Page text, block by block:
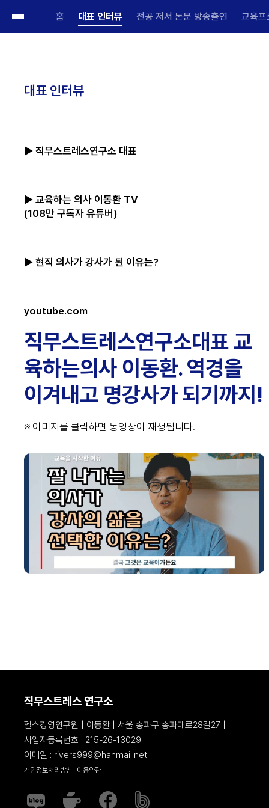
홈 대표 인터뷰 전공 저서 논문 방송출연 교육프
대표 인터뷰
▶ 직무스트레스연구소 대표
▶ 교육하는 의사 이동환 TV
(108만 구독자 유튜버)
▶ 현직 의사가 강사가 된 이유는?
youtube.com
직무스트레스연구소대표 교
육하는의사 이동환. 역경을
이겨내고 명강사가 되기까지!
※ 이미지를 클릭하면 동영상이 재생됩니다.
직무스트레스 연구소
헬스경영연구원 | 이동환 | 서울 송파구 송파대로28길27 |
사업자등록번호 : 215-26-13029 |
이메일 : rivers999@hanmail.net
개인정보처리방침 이용약관